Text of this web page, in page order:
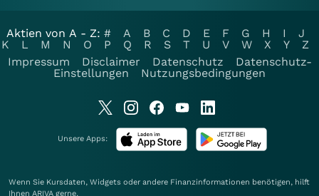
Aktien von A - Z: # A B C D E F G H I
J
K
L M N O P Q R S T U V W X Y
Z
Impressum
Disclaimer Datenschutz
Datenschutz-
Einstellungen
Nutzungsbedingungen
Unsere Apps:
Wenn Sie Kursdaten, Widgets oder andere Finanzinformationen benötigen, hilft
Ihnen ARIVA gerne.